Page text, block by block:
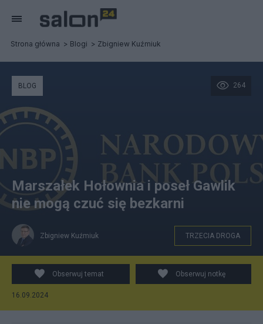
Strona główna Blogi Zbigniew Kuźmiuk
264
BLOG
Marszałek Hołownia i poseł Gawlik
nie mogą czuć się bezkarni
Zbigniew Kuźmiuk TRZECIA DROGA
Obserwuj temat Obserwuj notkę
16.09.2024